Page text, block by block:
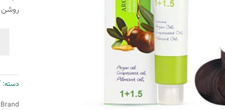
روشن کننده ۱ به ۲
دسته:
Brand: